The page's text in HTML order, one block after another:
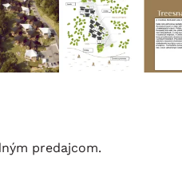
predajcom.